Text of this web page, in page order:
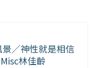
／神性就是相信
林佳齡